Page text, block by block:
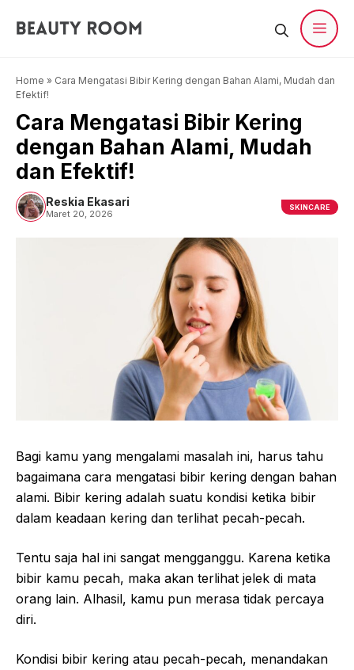
Home » Cara Mengatasi Bibir Kering dengan Bahan Alami, Mudah dan
Efektif!
Cara Mengatasi Bibir Kering
dengan Bahan Alami, Mudah
dan Efektif!
Reskia Ekasari
Maret 20, 2026
SKINCARE
Bagi kamu yang mengalami masalah ini, harus tahu
bagaimana cara mengatasi bibir kering dengan bahan
alami. Bibir kering adalah suatu kondisi ketika bibir
dalam keadaan kering dan terlihat pecah-pecah.
Tentu saja hal ini sangat mengganggu. Karena ketika
bibir kamu pecah, maka akan terlihat jelek di mata
orang lain. Alhasil, kamu pun merasa tidak percaya
diri.
Kondisi bibir kering atau pecah-pecah, menandakan